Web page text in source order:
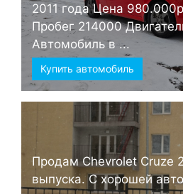
2011 года Цена
Пробег 214000
Автомобиль в ...
Купить автомобиль
Продам Chevrolet Cruze
выпуска. С хорошей